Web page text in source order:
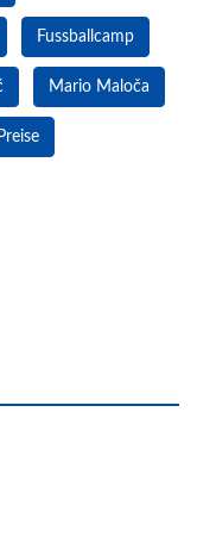
Fussballcamp
Mario Maloča
Preise